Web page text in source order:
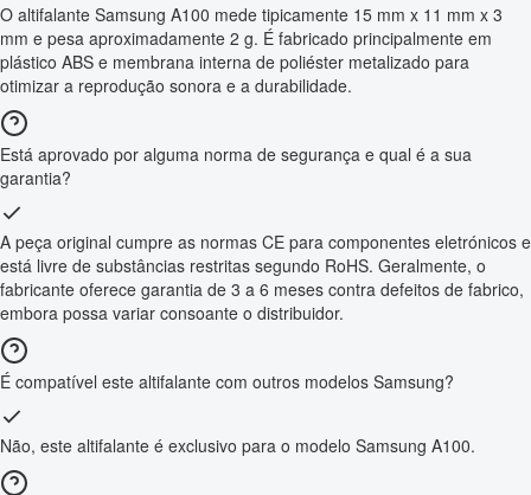
O altifalante Samsung A100 mede tipicamente 15 mm x 11 mm x 3
mm e pesa aproximadamente 2 g. É fabricado principalmente em
plástico ABS e membrana interna de poliéster metalizado para
otimizar a reprodução sonora e a durabilidade.
Está aprovado por alguma norma de segurança e qual é a sua
garantia?
A peça original cumpre as normas CE para componentes eletrónicos e
está livre de substâncias restritas segundo RoHS. Geralmente, o
fabricante oferece garantia de 3 a 6 meses contra defeitos de fabrico,
embora possa variar consoante o distribuidor.
É compatível este altifalante com outros modelos Samsung?
Não, este altifalante é exclusivo para o modelo Samsung A100.